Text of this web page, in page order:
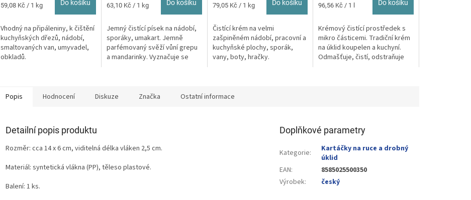
Měrná
59,08 Kč / 1 kg Do košíku
Vhodný na připáleniny, k čištění
kuchyňských dřezů, nádobí,
smaltovaných van, umyvadel,
obkladů.
z
Měrná
63,10 Kč / 1 kg Do košíku
Jemný čistící písek na nádobí,
sporáky, umakart. Jemně
parfémovaný svěží vůní grepu
a mandarinky. Vyznačuje se
z
hvězdiček.
Měrná
79,05 Kč / 1 kg Do košíku
Čistící krém na velmi
zašpiněném nádobí, pracovní a
kuchyňské plochy, sporák,
vany, boty, hračky.
Měrná
96,56 Kč / 1 l Do košíku
Krémový čistící prostředek s
mikro částicemi. Tradiční krém
na úklid koupelen a kuchyní.
Odmašťuje, čistí, odstraňuje
Popis Hodnocení Diskuze Značka Ostatní informace
Detailní popis produktu
Rozměr: cca 14 x 6 cm, viditelná délka vláken 2,5 cm.
Materiál: syntetická vlákna (PP), těleso plastové.
Balení: 1 ks.
Doplňkové parametry
Kategorie:
Kartáčky na ruce a drobný
úklid
EAN:
8585025500350
Výrobek: český